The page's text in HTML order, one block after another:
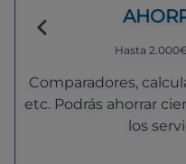
Hasta
Comparadores,
etc. Podrás ahorrar
los